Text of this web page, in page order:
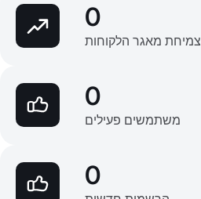
0
צמיחת מאגר הלקוחות
0
משתמשים פעילים
0